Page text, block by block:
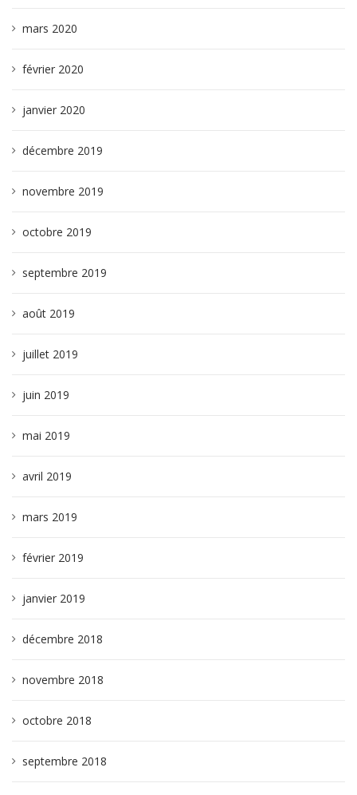
mars 2020
février 2020
janvier 2020
décembre 2019
novembre 2019
octobre 2019
septembre 2019
août 2019
juillet 2019
juin 2019
mai 2019
avril 2019
mars 2019
février 2019
janvier 2019
décembre 2018
novembre 2018
octobre 2018
septembre 2018